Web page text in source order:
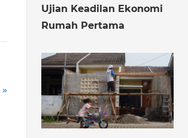
Ujian Keadilan Ekonomi
Rumah Pertama